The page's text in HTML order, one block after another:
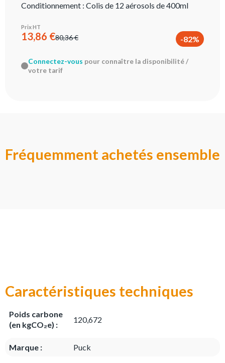
Conditionnement : Colis de 12 aérosols de 400ml
Prix HT
13,86 €80,36 € -82%
Connectez-vous pour connaître la disponibilité /
votre tarif
Fréquemment achetés ensemble
Caractéristiques techniques
Poids carbone
(en kgCO₂e) :
120,672
Marque : Puck